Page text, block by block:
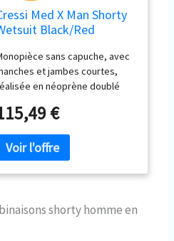
Med X Man Shorty
Black/Red
sans capuche, avec
et jambes courtes,
en néoprène doublé
sur la poitrine. Le
pmt, la natation, les mers
et tous les sports
Fermeture dorsale
€
shorty homme en